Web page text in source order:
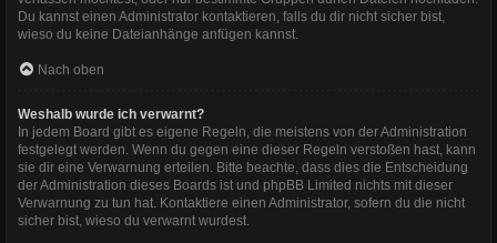
Du kannst einen Administrator kontaktieren, falls du dir nicht sicher bist,
wieso du keine Dateianhänge anfügen kannst.
Nach oben
Weshalb wurde ich verwarnt?
In jedem Board gibt es eigene Regeln, die meistens von der Administration
festgelegt werden. Wenn du gegen eine dieser Regeln verstoßen hast, kann
sie dir eine Verwarnung erteilen. Bitte beachte, dass dies die Entscheidung
der Administration dieses Boards ist und phpBB Limited nichts mit dieser
Verwarnung zu tun hat. Kontaktiere einen Administrator, sofern du die nicht
sicher bist, wieso du verwarnt wurdest.